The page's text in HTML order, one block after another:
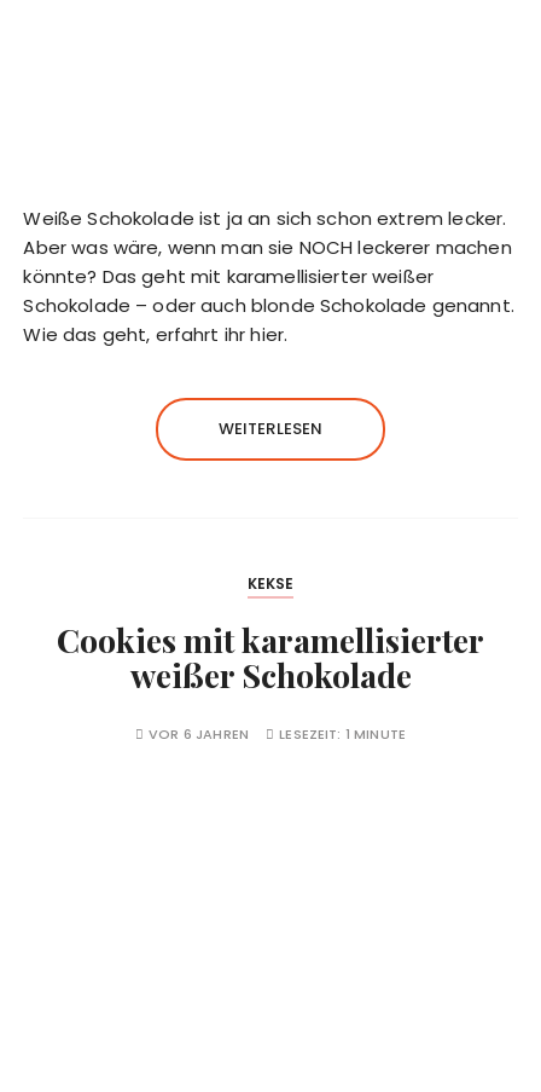
Weiße Schokolade ist ja an sich schon extrem lecker.
Aber was wäre, wenn man sie NOCH leckerer machen
könnte? Das geht mit karamellisierter weißer
Schokolade – oder auch blonde Schokolade genannt.
Wie das geht, erfahrt ihr hier.
WEITERLESEN
KEKSE
Cookies mit karamellisierter
weißer Schokolade
VOR 6 JAHREN LESEZEIT: 1 MINUTE